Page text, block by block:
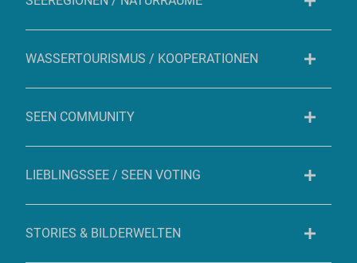
WASSERTOURISMUS / KOOPERATIONEN
SEEN COMMUNITY
LIEBLINGSSEE / SEEN VOTING
STORIES & BILDERWELTEN